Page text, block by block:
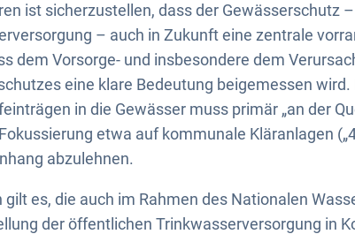
ist sicherzustellen, dass der Gewässerschutz
– auch in Zukunft eine zentrale
dem Vorsorge- und insbesondere dem
eine klare Bedeutung beigemessen wird.
in die Gewässer muss primär „an der
etwa auf kommunale Kläranlagen
abzulehnen.
gilt es, die auch im Rahmen des Nationalen
der öffentlichen Trinkwasserversorgung in